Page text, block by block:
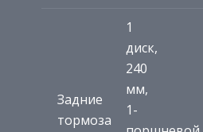
Задние
тормоза
1
диск,
240
мм,
1-